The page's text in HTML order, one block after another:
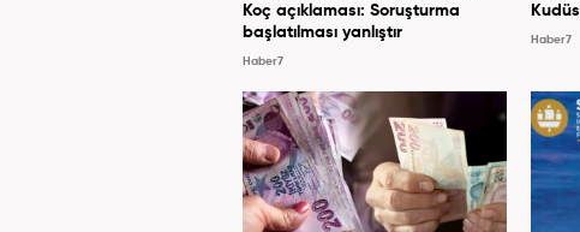
Koç açıklaması: Soruşturma
başlatılması yanlıştır
Haber7
Haber7